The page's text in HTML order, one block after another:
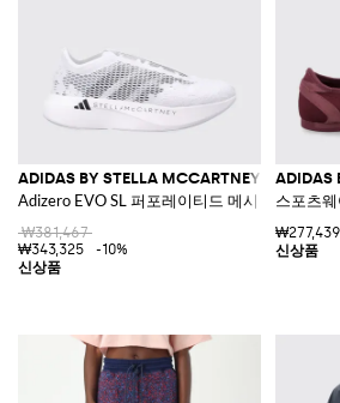
ADIDAS BY STELLA MCCARTNEY
Adizero EVO SL 퍼포레이티드 메시 및 초경량
₩381,467
₩343,325
-10%
ADIDAS
스포츠
₩277,439